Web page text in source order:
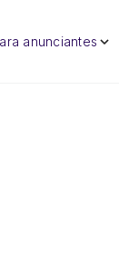
anunciantes